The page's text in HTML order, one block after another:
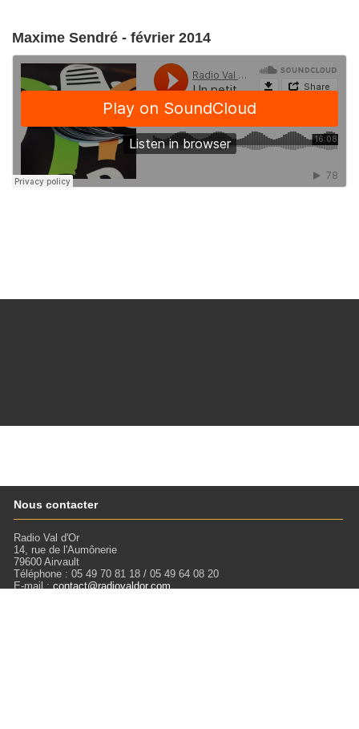
Maxime Sendré - février 2014
Nous contacter
Radio Val d'Or
14, rue de l'Aumônerie
79600 Airvault
Téléphone : 05 49 70 81 18 / 05 49 64 08 20
E-mail :contact@radiovaldor.com